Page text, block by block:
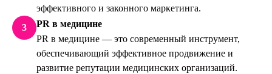
эффективного и законного маркетинга.
3
PR в медицине
PR в медицине — это современный инструмент,
обеспечивающий эффективное продвижение и
развитие репутации медицинских организаций.